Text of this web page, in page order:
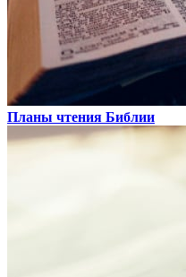
Планы чтения Библии